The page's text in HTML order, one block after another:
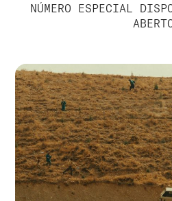
NÚMERO ESPECIAL